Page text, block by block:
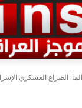
الصراع العسكري